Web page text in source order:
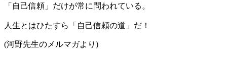
「自己信頼」だけが常に問われている。
人生とはひたすら「自己信頼の道」だ！
(河野先生のメルマガより)